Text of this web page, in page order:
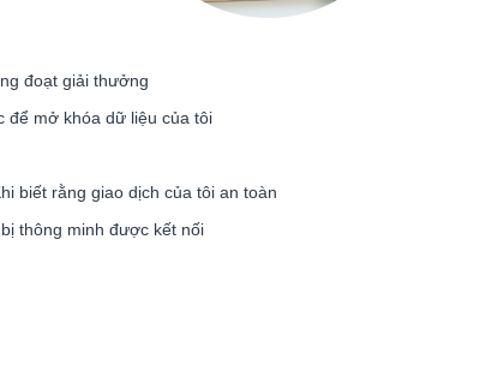
đoạt giải thưởng
để mở khóa dữ liệu của tôi
biết rằng giao dịch của tôi an toàn
thông minh được kết nối